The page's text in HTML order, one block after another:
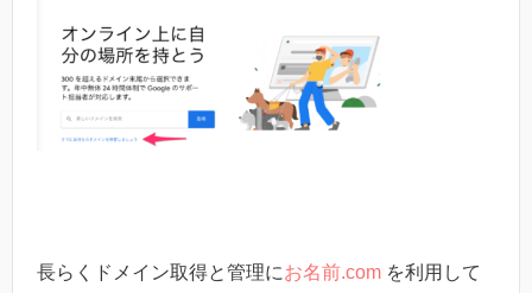
長らくドメイン取得と管理にお名前.com を利用して